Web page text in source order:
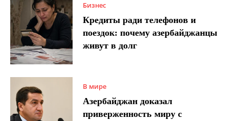
Бизнес
Кредиты ради телефонов и
поездок: почему азербайджанцы
живут в долг
В мире
Азербайджан доказал
приверженность миру с